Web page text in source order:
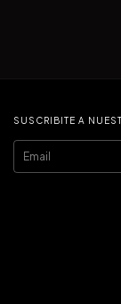
SUSCRIBITE A